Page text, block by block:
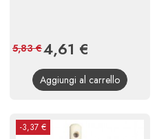
Prezzo
4,61 €
base
5,83 €
Aggiungi al carrello
-3,37 €